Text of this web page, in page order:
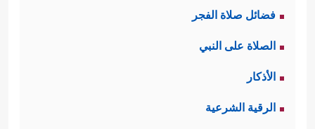
فضائل صلاة الفجر
الصلاة على النبي
الأذكار
الرقية الشرعية